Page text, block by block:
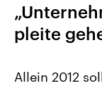
pleite
Allein 2012